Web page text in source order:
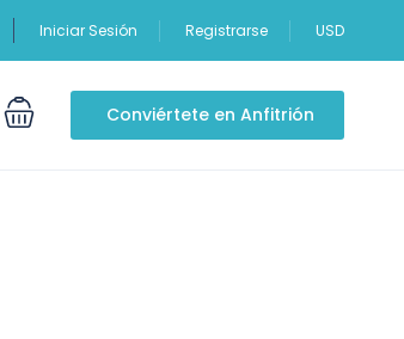
Iniciar Sesión Registrarse USD
Conviértete en Anfitrión